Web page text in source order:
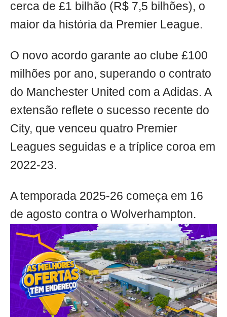
cerca de £1 bilhão (R$ 7,5 bilhões), o
maior da história da Premier League.
O novo acordo garante ao clube £100
milhões por ano, superando o contrato
do Manchester United com a Adidas. A
extensão reflete o sucesso recente do
City, que venceu quatro Premier
Leagues seguidas e a tríplice coroa em
2022-23.
A temporada 2025-26 começa em 16
de agosto contra o Wolverhampton.